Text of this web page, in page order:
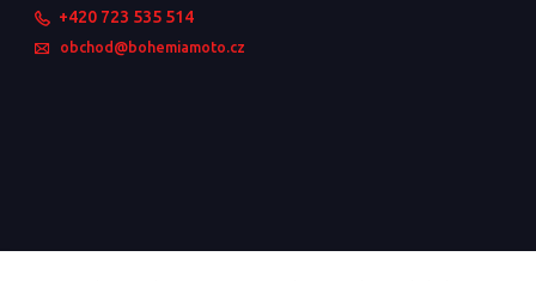
+420 723 535 514
obchod@bohemiamoto.cz